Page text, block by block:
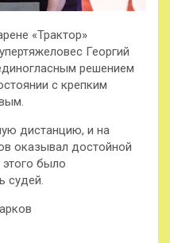
«Трактор»
Георгий
решением
с крепким
дистанцию, и на
оказывал достойной
этого было
судей.